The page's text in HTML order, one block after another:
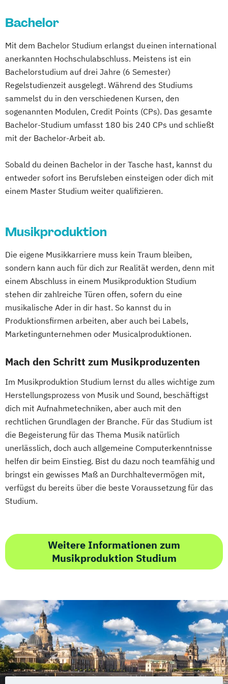
Graphic Design
Media Reporter Mediendesigner*in
Medienmanager*in Moderator*in
Moderator*in & Redakteur*in
Music Management
Music and Audio Production
Musik Designer*in Musikproduzent*in
Photography Tonmeister*in
Bachelor
Mit dem Bachelor Studium erlangst du einen international
anerkannten Hochschulabschluss. Meistens ist ein
Bachelorstudium auf drei Jahre (6 Semester)
Regelstudienzeit ausgelegt. Während des Studiums
sammelst du in den verschiedenen Kursen, den
sogenannten Modulen, Credit Points (CPs). Das gesamte
Bachelor-Studium umfasst 180 bis 240 CPs und schließt
mit der Bachelor-Arbeit ab.
Sobald du deinen Bachelor in der Tasche hast, kannst du
entweder sofort ins Berufsleben einsteigen oder dich mit
einem Master Studium weiter qualifizieren.
Musikproduktion
Die eigene Musikkarriere muss kein Traum bleiben,
sondern kann auch für dich zur Realität werden, denn mit
einem Abschluss in einem Musikproduktion Studium
stehen dir zahlreiche Türen offen, sofern du eine
musikalische Ader in dir hast. So kannst du in
Produktionsfirmen arbeiten, aber auch bei Labels,
Marketingunternehmen oder Musicalproduktionen.
Mach den Schritt zum Musikproduzenten
Im Musikproduktion Studium lernst du alles wichtige zum
Herstellungsprozess von Musik und Sound, beschäftigst
dich mit Aufnahmetechniken, aber auch mit den
rechtlichen Grundlagen der Branche. Für das Studium ist
die Begeisterung für das Thema Musik natürlich
unerlässlich, doch auch allgemeine Computerkenntnisse
helfen dir beim Einstieg. Bist du dazu noch teamfähig und
bringst ein gewisses Maß an Durchhaltevermögen mit,
verfügst du bereits über die beste Voraussetzung für das
Studium.
Weitere Informationen zum
Musikproduktion Studium